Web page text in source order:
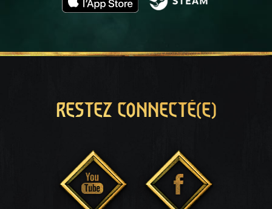
RESTEZ CONNECTÉ(E)